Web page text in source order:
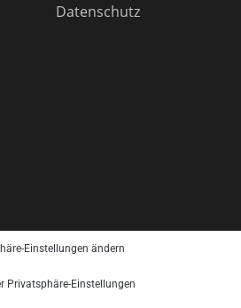
Datenschutz
Einstellungen ändern
Privatsphäre-Einstellungen